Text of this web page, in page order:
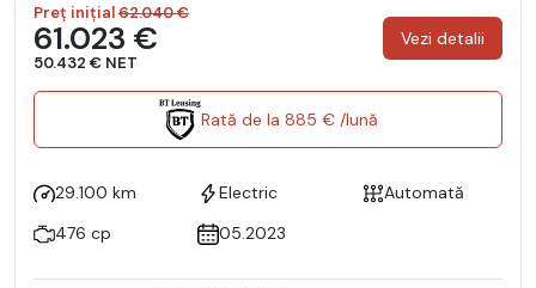
Preț inițial62.040 €
61.023 €
50.432 € NET
Vezi detalii
Rată de la 885 € /lună
29.100 km Electric
Automată
476 cp
05.2023